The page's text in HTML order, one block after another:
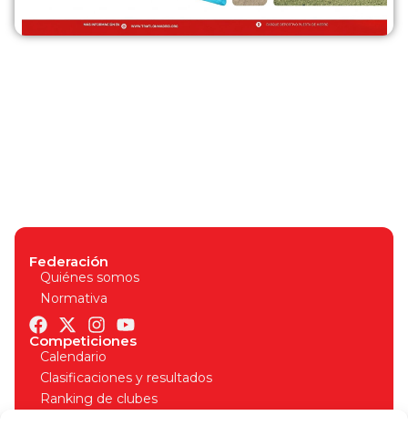
Federación
Quiénes somos
Normativa
Competiciones
Calendario
Clasificaciones y resultados
Ranking de clubes